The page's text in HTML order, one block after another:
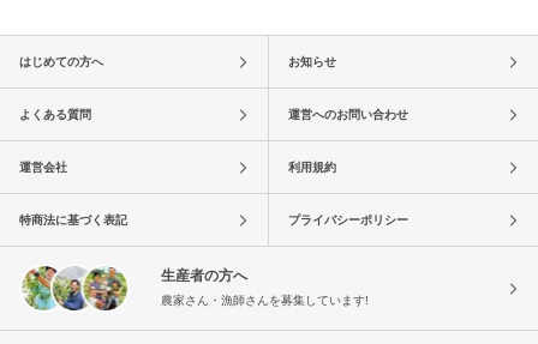
はじめての方へ お知らせ
よくある質問 運営へのお問い合わせ
運営会社 利用規約
特商法に基づく表記 プライバシーポリシー
生産者の方へ
農家さん・漁師さんを募集しています!